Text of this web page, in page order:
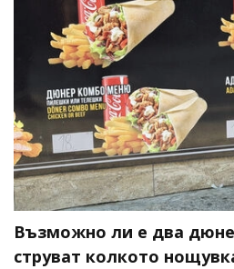
Възможно ли е два
струват колкото